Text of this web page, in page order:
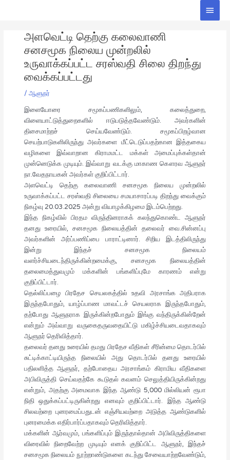
Main
அளவெட்டி தெற்கு கலைவாணி
சனசமூக நிலைய முன்றலில்
உருவாக்கப்பட்ட சரஸ்வதி சிலை திறந்து
வைக்கப்பட்டது
/ ஆளுநர்
இளையோரை சமூகப்பணிகளிலும், கலைத்துறை,
விளையாட்டுத்துறைகளில் ஈடுபடுத்தவேண்டும். அவர்களின்
திசைமாற்றச் செய்யவேண்டும். சமூகப்பிறழ்வான
செயற்பாடுகளிலிருந்து அவர்களை மீட்டெடுப்பதற்கான இத்தகைய
வழிகளை இவ்வாறான கிராமமட்ட மக்கள் அமைப்புக்கள்தான்
முன்னெடுக்க முடியும். இவ்வாறு வடக்கு மாகாண கௌரவ ஆளுநர்
நா.வேதநாயகன் அவர்கள் குறிப்பிட்டார்.
அளவெட்டி தெற்கு கலைவாணி சனசமூக நிலைய முன்றலில்
உருவாக்கப்பட்ட சரஸ்வதி சிலையை சமயாசாரப்படி திறந்து வைக்கும்
நிகழ்வு 20.03.2025 அன்று வியாழக்கிழமை இடம்பெற்றது.
இந்த நிகழ்வில் பிரதம விருந்தினராகக் கலந்துகொண்ட ஆளுநர்
தனது உரையில், சனசமூக நிலையத்தின் தலைவர் வை.சின்னப்பு
அவர்களின் அர்ப்பணிப்பை பாராட்டினார். சிறிய இடத்திலிருந்து
இன்று இந்தச் சனசமூக நிலையம்
வளர்ச்சியடைந்திருக்கின்றமைக்கு, சனசமூக நிலையத்தின்
தலைமைத்துவமும் மக்களின் பங்களிப்புமே காரணம் என்று
குறிப்பிட்டார்.
தெல்லிப்பழை பிரதேச செயலகத்தில் உதவி அரசாங்க அதிபராக
இருந்தபோதும், யாழ்ப்பாண மாவட்டச் செயலராக இருந்தபோதும்,
தற்போது ஆளுநராக இருக்கின்றபோதும் இங்கு வந்திருக்கின்றேன்
என்றும் அவ்வாறு வருகைதருவதையிட்டு மகிழ்ச்சியடைவதாகவும்
ஆளுநர் தெரிவித்தார்.
தலைவர் தனது உரையில் தமது பிரதேச வீதிகள் சீரின்மை தொடர்பில்
சுட்டிக்காட்டியிருந்த நிலையில் அது தொடர்பில் தனது உரையில்
பதிலளித்த ஆளுநர், தற்போதைய அரசாங்கம் கிராமிய வீதிகளை
அபிவிருத்தி செய்வதற்கே கூடுதல் கவனம் செலுத்தியிருக்கின்றது
என்றும், அதற்கு அமைவாக இந்த ஆண்டு 5,000 மில்லியன் ரூபா
நிதி ஒதுக்கப்பட்டிருகின்றது எனவும் குறிப்பிட்டார். இந்த ஆண்டு
சிலவற்றை புனரமைப்பதுடன் எஞ்சியவற்றை அடுத்த ஆண்டுகளில்
புனரமைக்க எதிர்பார்ப்பதாகவும் தெரிவித்தார்.
மக்களின் ஆர்வமும், பங்களிப்பும் இருந்தால்தான் அபிவிருத்திகளை
விரைவில் நிறைவேற்ற முடியும் எனக் குறிப்பிட்ட ஆளுநர், இந்தச்
சனசமூக நிலையம் நூற்றாண்டுகளை கடந்து சேவையாற்றவேண்டும்,
navigation